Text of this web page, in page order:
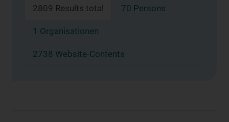
2809 Results total 70 Persons
1 Organisationen
2738 Website-Contents